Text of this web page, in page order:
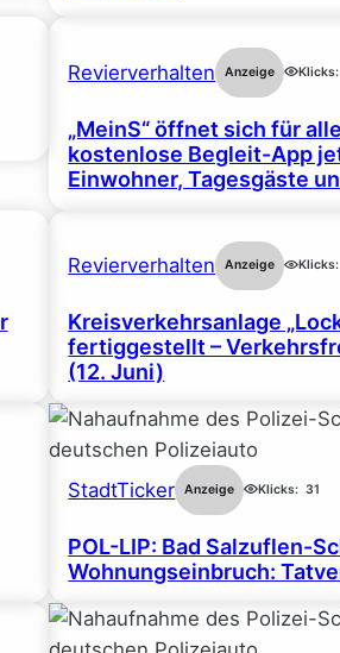
Revierverhalten Anzeige Klicks:
„MeinS“ öffnet sich für
kostenlose Begleit-App
Einwohner, Tagesgäste
Revierverhalten Anzeige Klicks:
Kreisverkehrsanlage
fertiggestellt –
(12. Juni)
StadtTicker Anzeige Klicks: 31
POL-LIP: Bad Salzuflen-
Wohnungseinbruch: